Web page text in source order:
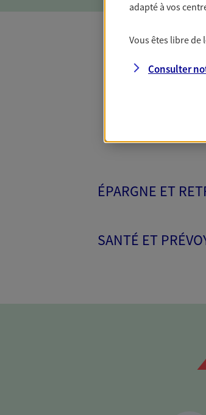
ÉPARGNE ET
SANTÉ ET
adapté à vos
Vous êtes libre de
Consulter